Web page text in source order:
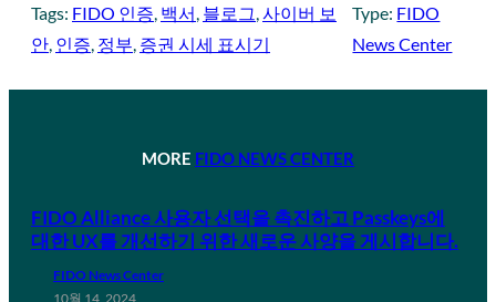
Tags: FIDO 인증 백서 블로그 사이버 보
안 인증 정부 증권 시세 표시기
Type: FIDO
News Center
MORE FIDO NEWS CENTER
FIDO Alliance 사용자 선택을 촉진하고 Passkeys에
대한 UX를 개선하기 위한 새로운 사양을 게시합니다.
FIDO News Center
10월 14, 2024